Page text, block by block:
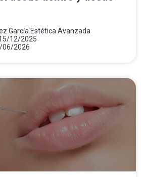
García Estética Avanzada
12/2025
06/2026